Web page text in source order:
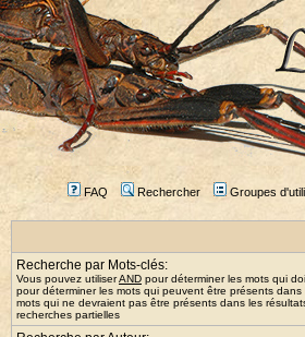
FAQ Rechercher Groupes
Recherche par Mots-clés:
Vous pouvez utiliserAND pour déterminer les mots qui
pour déterminer les mots qui peuvent être présents dans
mots qui ne devraient pas être présents dans les
recherches partielles